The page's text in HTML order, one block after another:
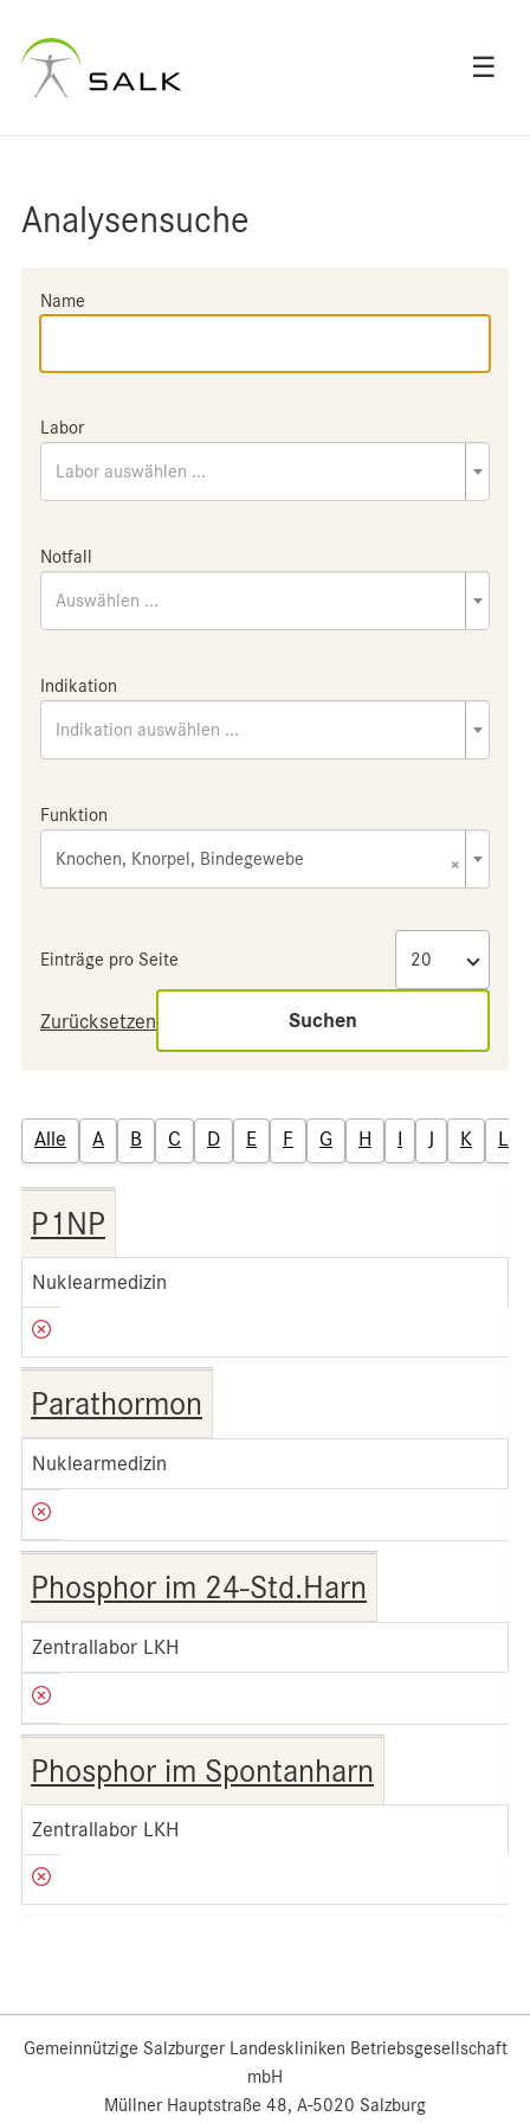
☰
Analysensuche
Name
Labor
Labor auswählen ...
Notfall
Auswählen ...
Indikation
Indikation auswählen ...
Funktion
×
Knochen, Knorpel, Bindegewebe
Einträge pro Seite
Zurücksetzen Suchen
Alle A B C D E F G H I J K L
P1NP
Nuklearmedizin
Parathormon
Nuklearmedizin
Phosphor im 24-Std.Harn
Zentrallabor LKH
Phosphor im Spontanharn
Zentrallabor LKH
Gemeinnützige Salzburger Landeskliniken Betriebsgesellschaft
mbH
Müllner Hauptstraße 48, A-5020 Salzburg